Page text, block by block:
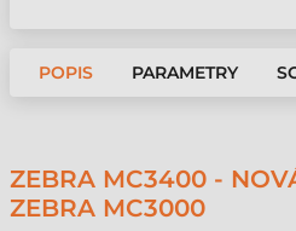
POPIS PARAMETRY
ZEBRA MC3400 -
ZEBRA MC3000